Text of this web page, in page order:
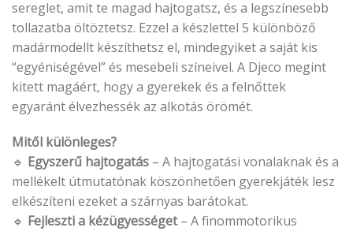
sereglet, amit te magad hajtogatsz, és a legszínesebb
tollazatba öltöztetsz. Ezzel a készlettel 5 különböző
madármodellt készíthetsz el, mindegyiket a saját kis
“egyéniségével” és mesebeli színeivel. A Djeco megint
kitett magáért, hogy a gyerekek és a felnőttek
egyaránt élvezhessék az alkotás örömét.
Mitől különleges?
🔹 Egyszerű hajtogatás – A hajtogatási vonalaknak és a
mellékelt útmutatónak köszönhetően gyerekjáték lesz
elkészíteni ezeket a szárnyas barátokat.
🔹 Fejleszti a kézügyességet– A finommotorikus